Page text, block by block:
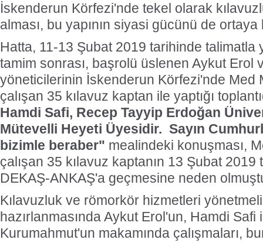
İskenderun Körfezi'nde tekel olarak
alması, bu yapının siyasi gücünü de
Hatta, 11-13 Şubat 2019 tarihinde talimatla
tamim sonrası, başrolü üslenen Aykut Erol
yöneticilerinin İskenderun Körfezi'nde Med
çalışan 35 kılavuz kaptan ile yaptığı
Hamdi Safi, Recep Tayyip Erdoğan
Mütevelli Heyeti Üyesidir. Sayın
bizimle beraber" mealindeki konuşması,
çalışan 35 kılavuz kaptanın 13 Şubat
DEKAŞ-ANKAŞ'a geçmesine neden
Kılavuzluk ve römorkör hizmetleri
hazırlanmasında Aykut Erol'un, Hamdi Safi
Kurumahmut'un makamında çalışmaları,